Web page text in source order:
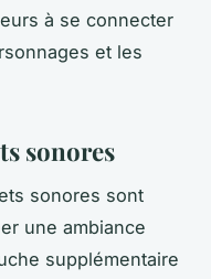
à se connecter
et les
sonores
sonores sont
une ambiance
supplémentaire